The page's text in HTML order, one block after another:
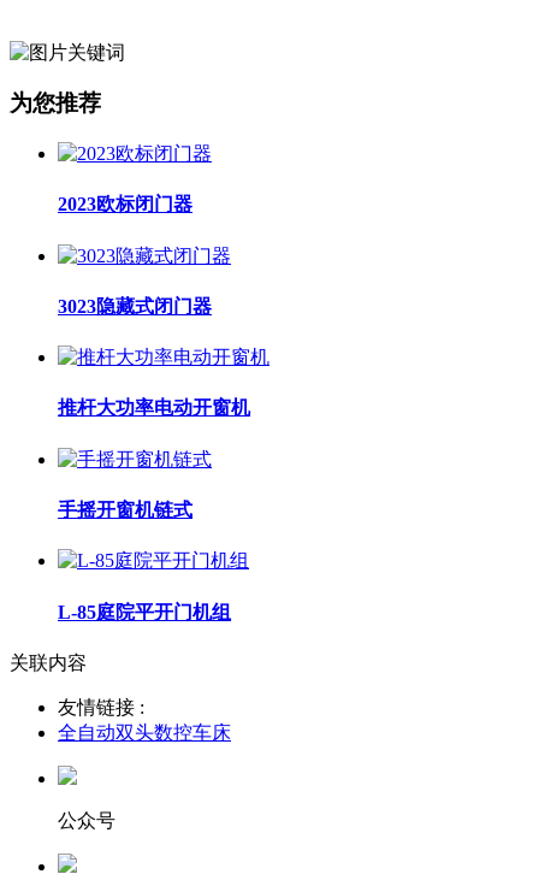
为您推荐
2023欧标闭门器
3023隐藏式闭门器
推杆大功率电动开窗机
手摇开窗机链式
L-85庭院平开门机组
关联内容
友情链接 :
全自动双头数控车床
公众号